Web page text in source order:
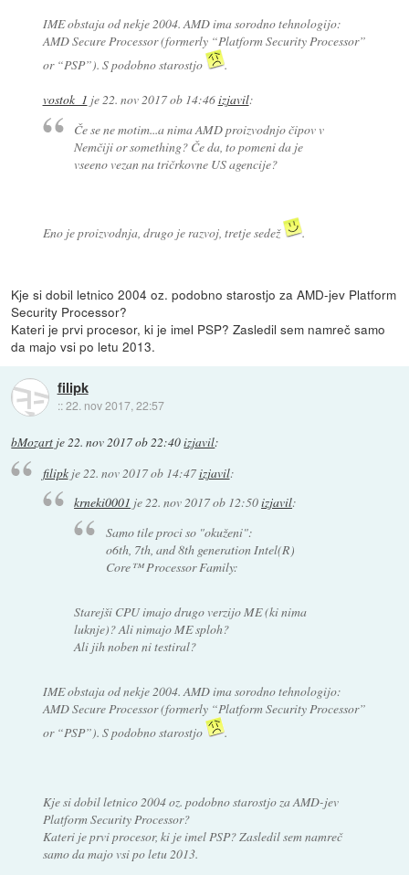
IME obstaja od nekje 2004. AMD ima sorodno tehnologijo:
AMD Secure Processor (formerly “Platform Security Processor”
or “PSP”). S podobno starostjo
.
vostok_1 je22. nov 2017 ob 14:46izjavil:
Če se ne motim...a nima AMD proizvodnjo čipov v
Nemčiji or something? Če da, to pomeni da je
vseeno vezan na tričrkovne US agencije?
Eno je proizvodnja, drugo je razvoj, tretje sedež .
Kje si dobil letnico 2004 oz. podobno starostjo za AMD-jev Platform
Security Processor?
Kateri je prvi procesor, ki je imel PSP? Zasledil sem namreč samo
da majo vsi po letu 2013.
filipk
::22. nov 2017, 22:57
bMozart je22. nov 2017 ob 22:40izjavil:
filipkje 22. nov 2017 ob 14:47izjavil:
krneki0001 je22. nov 2017 ob 12:50izjavil:
Samo tile proci so "okuženi":
o6th, 7th, and 8th generation Intel(R)
Core™ Processor Family:
Starejši CPU imajo drugo verzijo ME (ki nima
luknje)? Ali nimajo ME sploh?
Ali jih noben ni testiral?
IME obstaja od nekje 2004. AMD ima sorodno tehnologijo:
AMD Secure Processor (formerly “Platform Security Processor”
or “PSP”). S podobno starostjo
.
Kje si dobil letnico 2004 oz. podobno starostjo za AMD-jev
Platform Security Processor?
Kateri je prvi procesor, ki je imel PSP? Zasledil sem namreč
samo da majo vsi po letu 2013.